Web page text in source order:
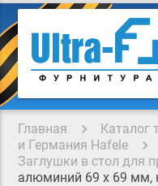
Главная
Каталог
и Германия Hafele
Заглушки в стол для
алюминий 69 х 69 мм,